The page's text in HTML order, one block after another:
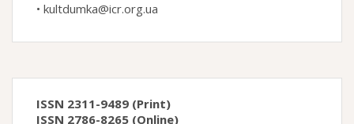
• kultdumka@icr.org.ua
ISSN 2311-9489 (Print)
ISSN 2786-8265 (Online)